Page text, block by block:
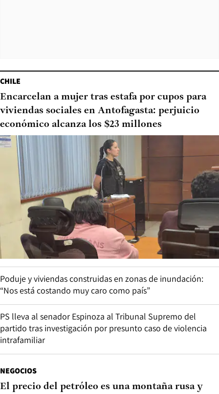
CHILE
Encarcelan a mujer tras estafa por cupos para
viviendas sociales en Antofagasta: perjuicio
económico alcanza los $23 millones
Poduje y viviendas construidas en zonas de inundación:
“Nos está costando muy caro como país”
PS lleva al senador Espinoza al Tribunal Supremo del
partido tras investigación por presunto caso de violencia
intrafamiliar
NEGOCIOS
El precio del petróleo es una montaña rusa y